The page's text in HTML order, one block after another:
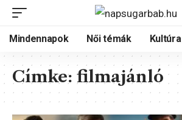
Mindennapok Női témák Kultúra
Címke: filmajánló